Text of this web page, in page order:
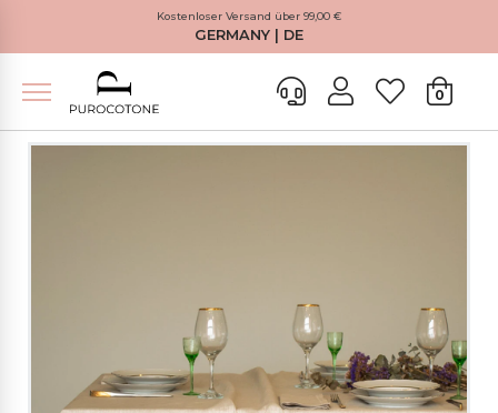
Kostenloser Versand über 99,00 €
GERMANY | DE
0